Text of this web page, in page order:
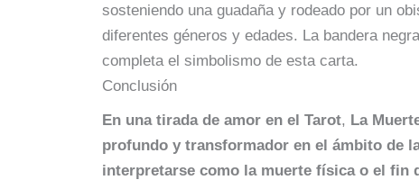
sosteniendo una guadaña y rodeado por un
diferentes géneros y edades. La bandera
completa el simbolismo de esta carta.
Conclusión
En una tirada de amor en el Tarot, La
profundo y transformador en el ámbito de
interpretarse como la muerte física o el fin